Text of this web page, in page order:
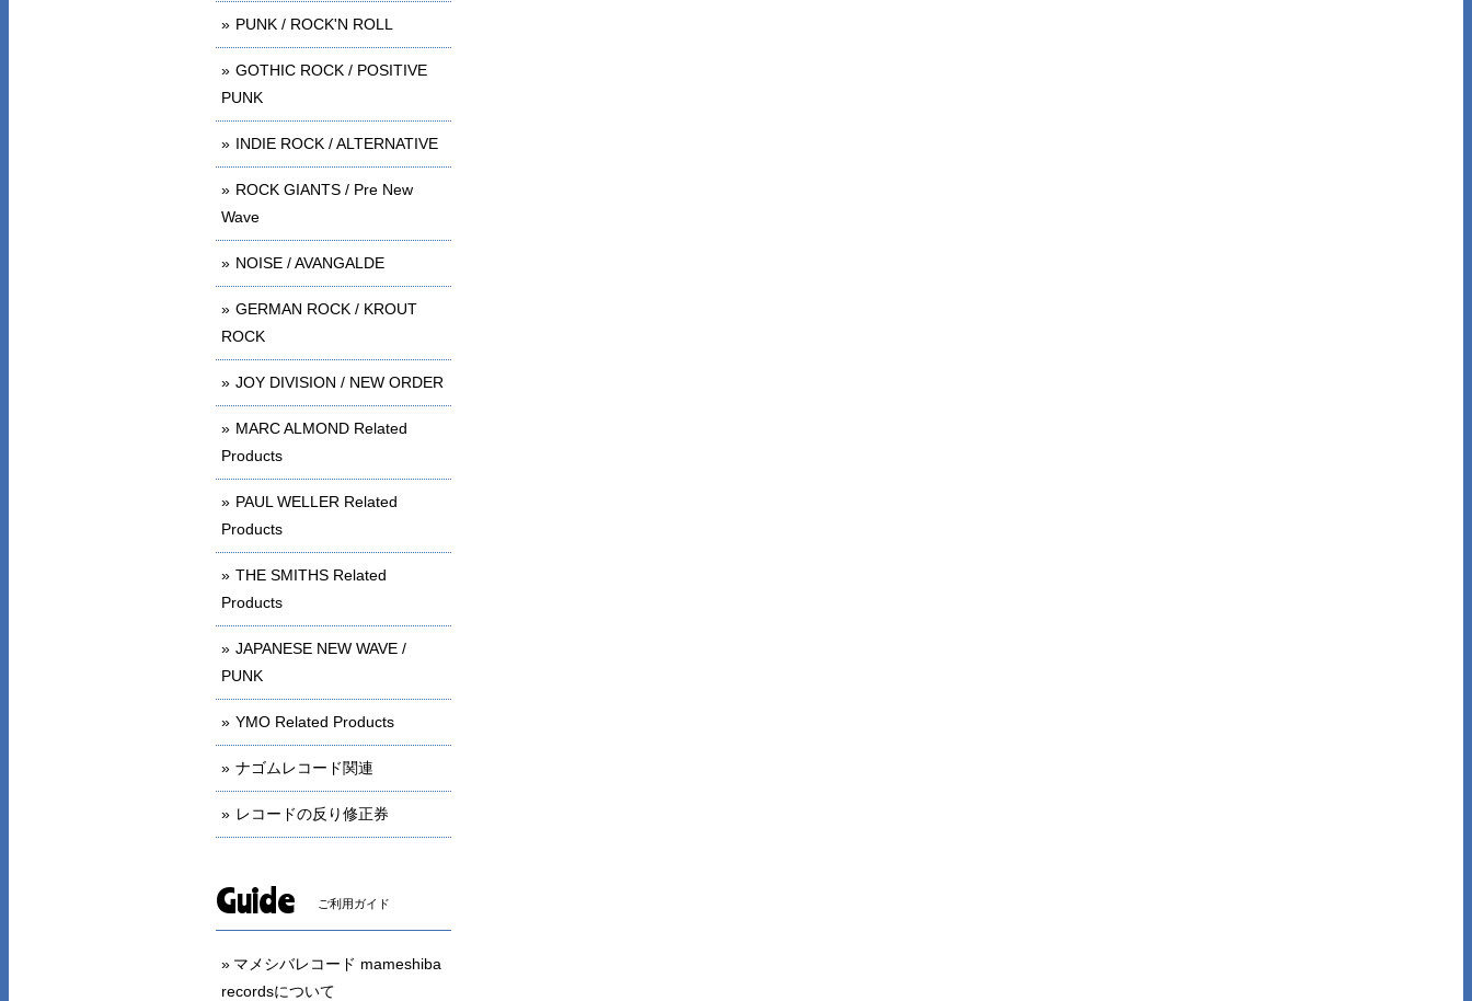
PUNK / ROCK'N ROLL
GOTHIC ROCK / POSITIVE
PUNK
INDIE ROCK / ALTERNATIVE
ROCK GIANTS / Pre New
Wave
NOISE / AVANGALDE
GERMAN ROCK / KROUT
ROCK
JOY DIVISION / NEW ORDER
MARC ALMOND Related
Products
PAUL WELLER Related
Products
THE SMITHS Related
Products
JAPANESE NEW WAVE /
PUNK
YMO Related Products
ナゴムレコード関連
レコードの反り修正券
Guide ご利用ガイド
マメシバレコード mameshiba
recordsについて